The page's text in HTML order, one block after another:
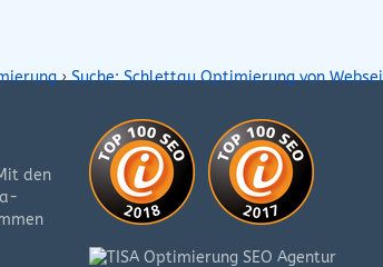
›Suche: Schlettau Optimierung von
den